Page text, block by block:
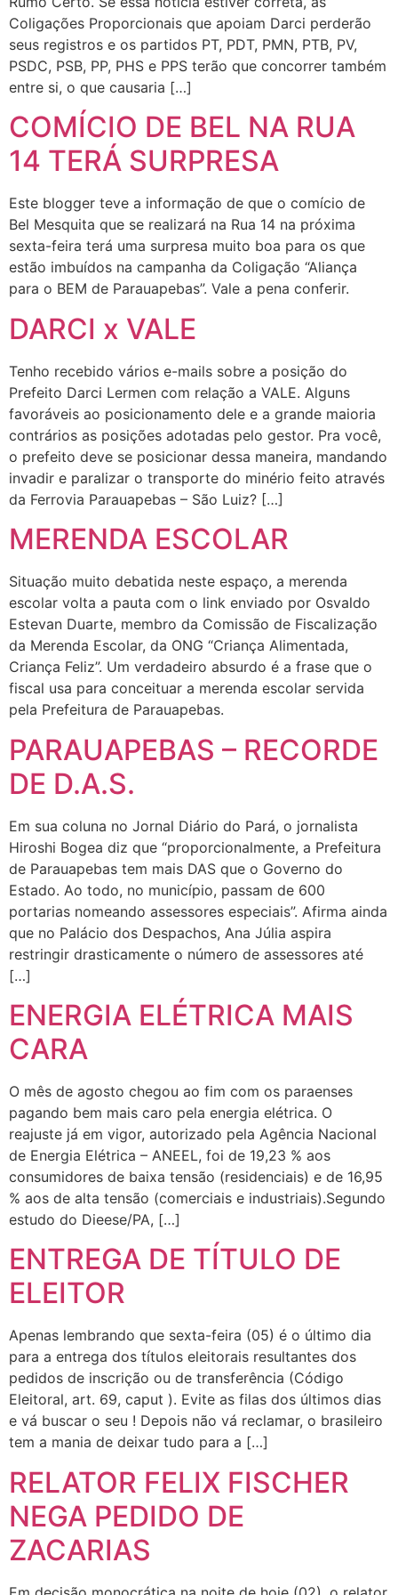
Coligações Proporcionais que apoiam Darci perderão
seus registros e os partidos PT, PDT, PMN, PTB, PV,
PSDC, PSB, PP, PHS e PPS terão que concorrer também
entre si, o que causaria […]
COMÍCIO DE BEL NA RUA
14 TERÁ SURPRESA
Este blogger teve a informação de que o comício de
Bel Mesquita que se realizará na Rua 14 na próxima
sexta-feira terá uma surpresa muito boa para os que
estão imbuídos na campanha da Coligação “Aliança
para o BEM de Parauapebas”. Vale a pena conferir.
DARCI x VALE
Tenho recebido vários e-mails sobre a posição do
Prefeito Darci Lermen com relação a VALE. Alguns
favoráveis ao posicionamento dele e a grande maioria
contrários as posições adotadas pelo gestor. Pra você,
o prefeito deve se posicionar dessa maneira, mandando
invadir e paralizar o transporte do minério feito através
da Ferrovia Parauapebas – São Luiz? […]
MERENDA ESCOLAR
Situação muito debatida neste espaço, a merenda
escolar volta a pauta com o link enviado por Osvaldo
Estevan Duarte, membro da Comissão de Fiscalização
da Merenda Escolar, da ONG “Criança Alimentada,
Criança Feliz”. Um verdadeiro absurdo é a frase que o
fiscal usa para conceituar a merenda escolar servida
pela Prefeitura de Parauapebas.
PARAUAPEBAS – RECORDE
DE D.A.S.
Em sua coluna no Jornal Diário do Pará, o jornalista
Hiroshi Bogea diz que “proporcionalmente, a Prefeitura
de Parauapebas tem mais DAS que o Governo do
Estado. Ao todo, no município, passam de 600
portarias nomeando assessores especiais”. Afirma ainda
que no Palácio dos Despachos, Ana Júlia aspira
restringir drasticamente o número de assessores até
[…]
ENERGIA ELÉTRICA MAIS
CARA
O mês de agosto chegou ao fim com os paraenses
pagando bem mais caro pela energia elétrica. O
reajuste já em vigor, autorizado pela Agência Nacional
de Energia Elétrica – ANEEL, foi de 19,23 % aos
consumidores de baixa tensão (residenciais) e de 16,95
% aos de alta tensão (comerciais e industriais).Segundo
estudo do Dieese/PA, […]
ENTREGA DE TÍTULO DE
ELEITOR
Apenas lembrando que sexta-feira (05) é o último dia
para a entrega dos títulos eleitorais resultantes dos
pedidos de inscrição ou de transferência (Código
Eleitoral, art. 69, caput ). Evite as filas dos últimos dias
e vá buscar o seu ! Depois não vá reclamar, o brasileiro
tem a mania de deixar tudo para a […]
RELATOR FELIX FISCHER
NEGA PEDIDO DE
ZACARIAS